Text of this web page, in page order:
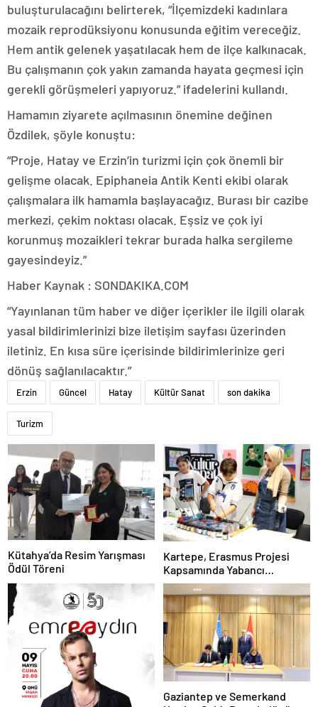
buluşturulacağını belirterek, “İlçemizdeki kadınlara
mozaik reprodüksiyonu konusunda eğitim vereceğiz.
Hem antik gelenek yaşatılacak hem de ilçe kalkınacak.
Bu çalışmanın çok yakın zamanda hayata geçmesi için
gerekli görüşmeleri yapıyoruz.” ifadelerini kullandı.
Hamamın ziyarete açılmasının önemine değinen
Özdilek, şöyle konuştu:
“Proje, Hatay ve Erzin’in turizmi için çok önemli bir
gelişme olacak. Epiphaneia Antik Kenti ekibi olarak
çalışmalara ilk hamamla başlayacağız. Burası bir cazibe
merkezi, çekim noktası olacak. Eşsiz ve çok iyi
korunmuş mozaikleri tekrar burada halka sergileme
gayesindeyiz.”
Haber Kaynak : SONDAKIKA.COM
“Yayınlanan tüm haber ve diğer içerikler ile ilgili olarak
yasal bildirimlerinizi bize iletişim sayfası üzerinden
iletiniz. En kısa süre içerisinde bildirimlerinize geri
dönüş sağlanılacaktır.”
Erzin Güncel Hatay Kültür Sanat son dakika
Turizm
Kütahya’da Resim Yarışması
Ödül Töreni
Kartepe, Erasmus Projesi
Kapsamında Yabancı
Öğrencileri Ağırladı
Gaziantep ve Semerkand